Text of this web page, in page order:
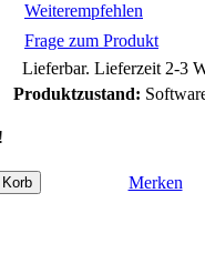
Weiterempfehlen
Frage zum Produkt
Lieferbar. Lieferzeit 2-3
Produktzustand:
Merken